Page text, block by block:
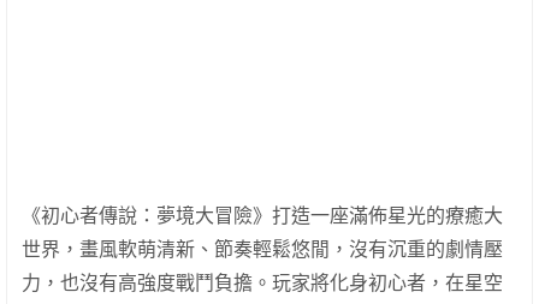
《初心者傳說：夢境大冒險》打造一座滿佈星光的療癒大
世界，畫風軟萌清新、節奏輕鬆悠閒，沒有沉重的劇情壓
力，也沒有高強度戰鬥負擔。玩家將化身初心者，在星空